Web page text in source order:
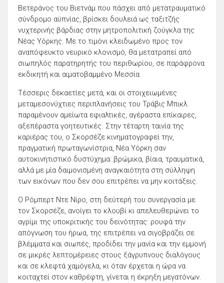
Βετεράνος του Βιετνάμ που πάσχει από μετατραυματικό
σύνδρομο αϋπνίας, βρίσκει δουλειά ως ταξιτζής
νυχτερινής βάρδιας στην μητροπολιτική ζούγκλα της
Νέας Υόρκης. Με το τιμόνι κλειδωμένο προς τον
αναπόφευκτο νευρικό κλονισμό, θα μετατραπεί από
σιωπηλός παρατηρητής του περιθωρίου, σε παράφρονα
εκδικητή και αιματοβαμμένο Μεσσία.
Τέσσερις δεκαετίες μετά, και οι στοιχειωμένες
μεταμεσονύχτιες περιπλανήσεις του Τράβις Μπικλ
παραμένουν αμείωτα εφιαλτικές, αγέραστα επίκαιρες,
αξεπέραστα γοητευτικές. Στην τέταρτη ταινία της
καριέρας του, ο Σκορσέζε κινηματογραφεί την,
πραγματική πρωταγωνίστρια, Νέα Υόρκη σαν
αυτοκινητιστικό δυστύχημα: βρώμικα, βίαια, τραυματικά,
αλλά με μία δαιμονισμένη αναγκαιότητα στη σύλληψη
των εικόνων που δεν σου επιτρέπει να μην κοιτάξεις.
O Ρόμπερτ Ντε Νίρο, στη δεύτερή του συνεργασία με
τον Σκορσέζε, ανοίγει το κλουβί κι απελευθερώνει το
αγρίμι της υποκριτικής του δεινότητας: ρουφά την
απόγνωση του ήρωα, της επιτρέπει να σιγοβράζει σε
βλέμματα και σιωπές, προδίδει την μανία και την εμμονή
σε μικρές λεπτομέρειες στους ξάγρυπνους διαλόγους
και σε κλεφτά χαμόγελα, κι όταν έρχεται η ώρα να
κοιταχτεί στον καθρέφτη, γίνεται η έκρηξη μεγατόνων.